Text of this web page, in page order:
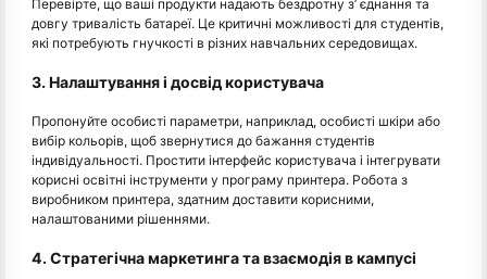
Перевірте, що ваші продукти надають бездротну з’ єднання та
довгу тривалість батареї. Це критичні можливості для студентів,
які потребують гнучкості в різних навчальних середовищах.
3. Налаштування і досвід користувача
Пропонуйте особисті параметри, наприклад, особисті шкіри або
вибір кольорів, щоб звернутися до бажання студентів
індивідуальності. Простити інтерфейс користувача і інтегрувати
корисні освітні інструменти у програму принтера. Робота з
виробником принтера, здатним доставити корисними,
налаштованими рішеннями.
4. Стратегічна маркетинга та взаємодія в кампусі